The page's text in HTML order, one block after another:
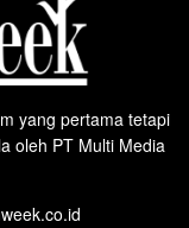
yang pertama tetapi
oleh PT Multi Media